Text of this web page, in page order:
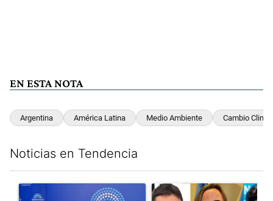
EN ESTA NOTA
Argentina América Latina Medio Ambiente Cambio
Noticias en Tendencia
Un artículo de tendencia con el título "Ley de Tierras: ante el
Un artículo de tendencia con